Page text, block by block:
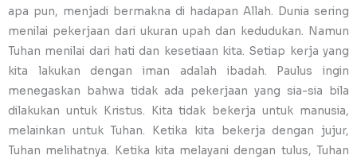
apa pun, menjadi bermakna di hadapan Allah. Dunia sering
menilai pekerjaan dari ukuran upah dan kedudukan. Namun
Tuhan menilai dari hati dan kesetiaan kita. Setiap kerja yang
kita lakukan dengan iman adalah ibadah. Paulus ingin
menegaskan bahwa tidak ada pekerjaan yang sia-sia bila
dilakukan untuk Kristus. Kita tidak bekerja untuk manusia,
melainkan untuk Tuhan. Ketika kita bekerja dengan jujur,
Tuhan melihatnya. Ketika kita melayani dengan tulus, Tuhan